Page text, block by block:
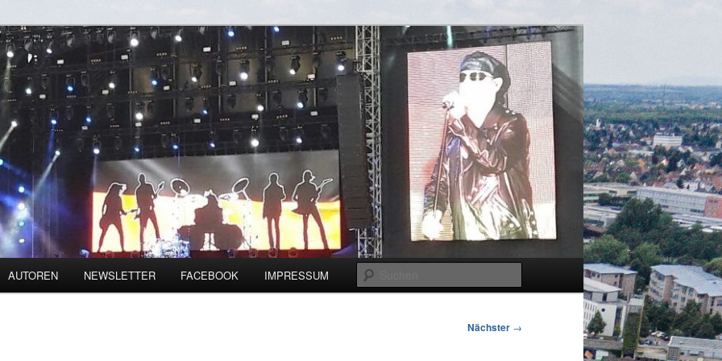
und Digitalisierung
AUTOREN NEWSLETTER FACEBOOK IMPRESSUM
Nächster →